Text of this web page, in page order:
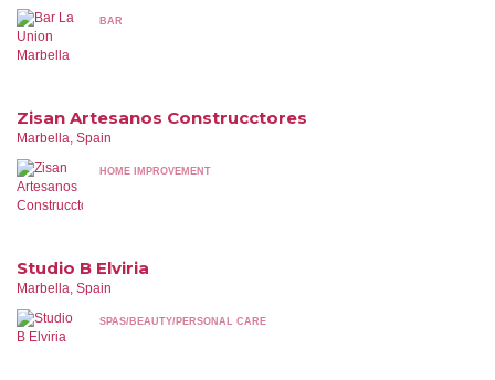
BAR
Zisan Artesanos Construcctores
Marbella, Spain
HOME IMPROVEMENT
Studio B Elviria
Marbella, Spain
SPAS/BEAUTY/PERSONAL CARE